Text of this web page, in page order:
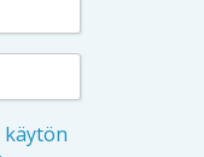
käytön